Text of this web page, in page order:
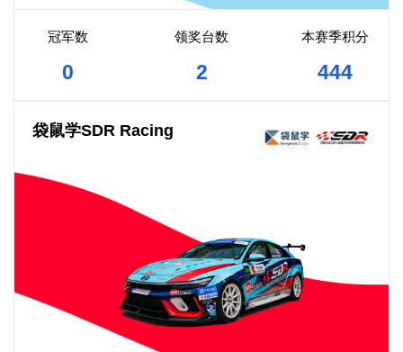
冠军数
0
领奖台数
2
本赛季积分
444
袋鼠学SDR Racing